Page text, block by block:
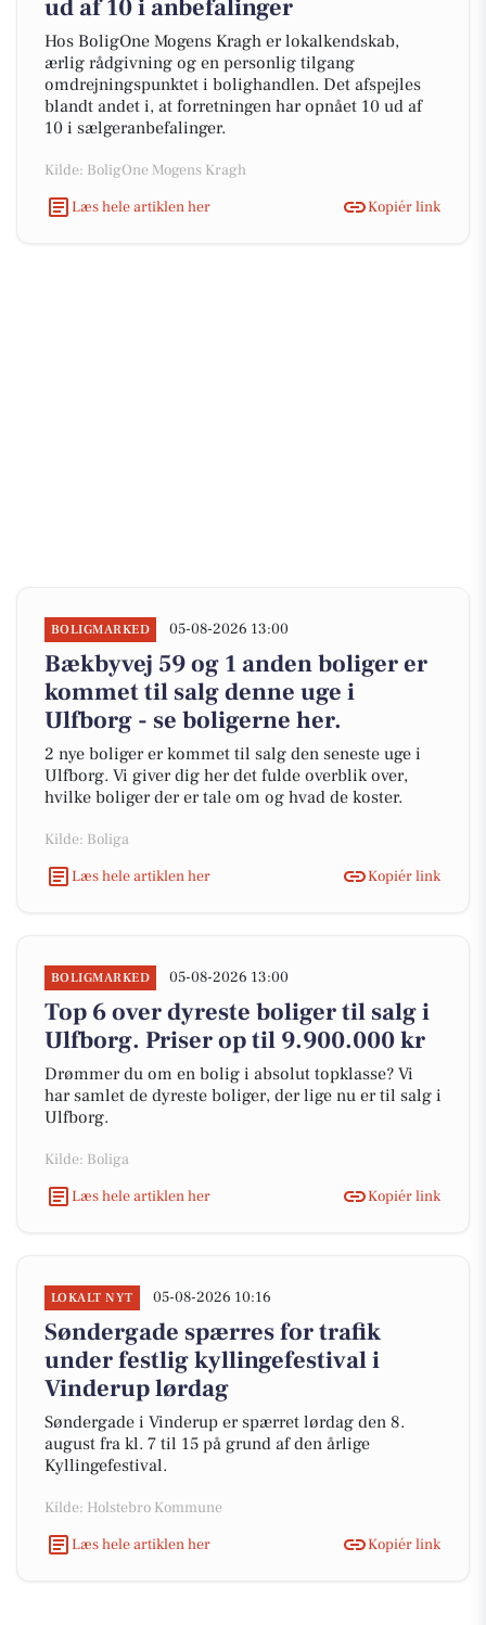
ud af 10 i anbefalinger
Hos BoligOne Mogens Kragh er lokalkendskab,
ærlig rådgivning og en personlig tilgang
omdrejningspunktet i bolighandlen. Det afspejles
blandt andet i, at forretningen har opnået 10 ud af
10 i sælgeranbefalinger.
Kilde: BoligOne Mogens Kragh
Læs hele artiklen her
Kopiér link
BOLIGMARKED 05-08-2026 13:00
Bækbyvej 59 og 1 anden boliger er
kommet til salg denne uge i
Ulfborg - se boligerne her.
2 nye boliger er kommet til salg den seneste uge i
Ulfborg. Vi giver dig her det fulde overblik over,
hvilke boliger der er tale om og hvad de koster.
Kilde: Boliga
Læs hele artiklen her
Kopiér link
BOLIGMARKED 05-08-2026 13:00
Top 6 over dyreste boliger til salg i
Ulfborg. Priser op til 9.900.000 kr
Drømmer du om en bolig i absolut topklasse? Vi
har samlet de dyreste boliger, der lige nu er til salg i
Ulfborg.
Kilde: Boliga
Læs hele artiklen her
Kopiér link
LOKALT NYT 05-08-2026 10:16
Søndergade spærres for trafik
under festlig kyllingefestival i
Vinderup lørdag
Søndergade i Vinderup er spærret lørdag den 8.
august fra kl. 7 til 15 på grund af den årlige
Kyllingefestival.
Kilde: Holstebro Kommune
Læs hele artiklen her
Kopiér link